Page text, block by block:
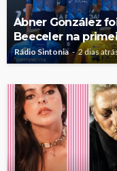
Abner González
Beeceler na
Rádio Sintonia 2 dias